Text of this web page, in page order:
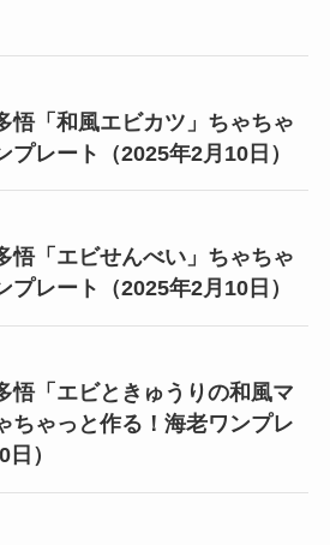
悟「和風エビカツ」ちゃちゃ
プレート（2025年2月10日）
悟「エビせんべい」ちゃちゃ
プレート（2025年2月10日）
悟「エビときゅうりの和風マ
ちゃっと作る！海老ワンプレ
）